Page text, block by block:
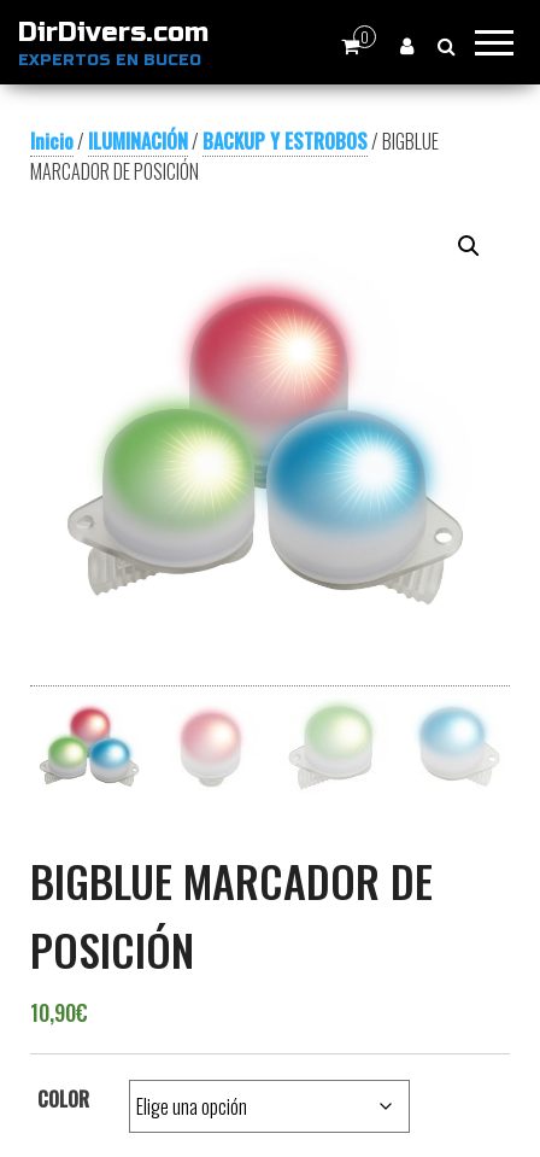
DirDivers.com
EXPERTOS EN BUCEO
0
Inicio/ ILUMINACIÓN/ BACKUP Y ESTROBOS/ BIGBLUE
MARCADOR DE POSICIÓN
BIGBLUE MARCADOR DE
POSICIÓN
10,90€
COLOR